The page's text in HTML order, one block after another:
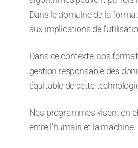
Dans le domaine de la
aux implications de
Dans ce contexte, nos
gestion responsable des
équitable de cette
Nos programmes visent en
entre l’humain et la machine.